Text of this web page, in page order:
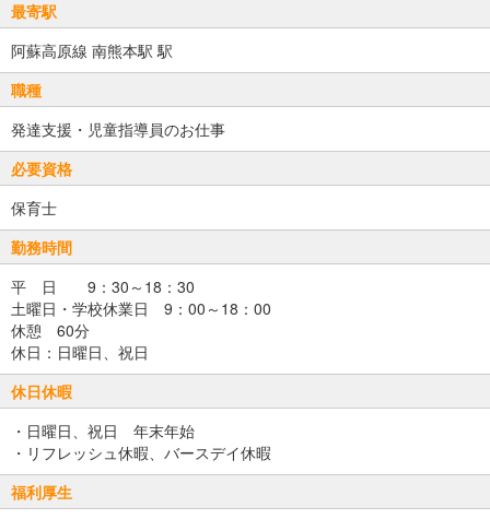
最寄駅
阿蘇高原線 南熊本駅 駅
職種
発達支援・児童指導員のお仕事
必要資格
保育士
勤務時間
平 日 9：30～18：30
土曜日・学校休業日 9：00～18：00
休憩 60分
休日：日曜日、祝日
休日休暇
・日曜日、祝日 年末年始
・リフレッシュ休暇、バースデイ休暇
福利厚生